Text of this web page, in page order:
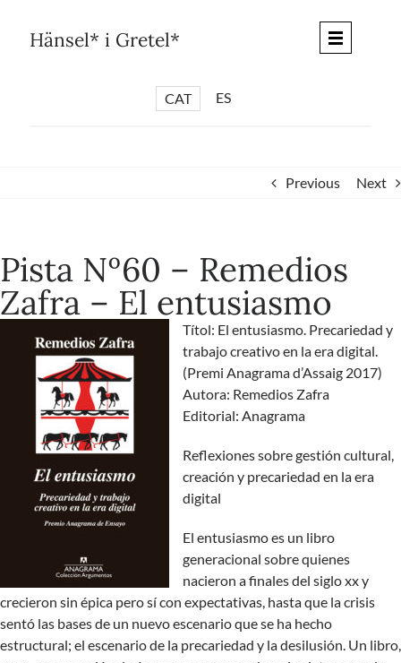
content
Hänsel* i Gretel*
CAT ES
*PISTES LITERÀRIES
* SÈRIE CULTURAL
DIARI DEL DIA DESPRÉS
QUIOSC HÄNSEL* i GRETEL*
UNIVERS HÄNSEL* i GRETEL*
Previous Next
Pista Nº60 – Remedios
Zafra – El entusiasmo
Títol: El entusiasmo. Precariedad y
trabajo creativo en la era digital.
(Premi Anagrama d’Assaig 2017)
Autora: Remedios Zafra
Editorial: Anagrama
Reflexiones sobre gestión cultural,
creación y precariedad en la era
digital
El entusiasmoes un libro
generacional sobre quienes
nacieron a finales del siglo xx y
crecieron sin épica pero sí con expectativas, hasta que la crisis
sentó las bases de un nuevo escenario que se ha hecho
estructural; el escenario de la precariedad y la desilusión. Un libro,